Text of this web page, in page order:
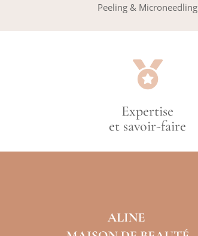
Peeling & Microneedling

Expertise
et savoir-faire